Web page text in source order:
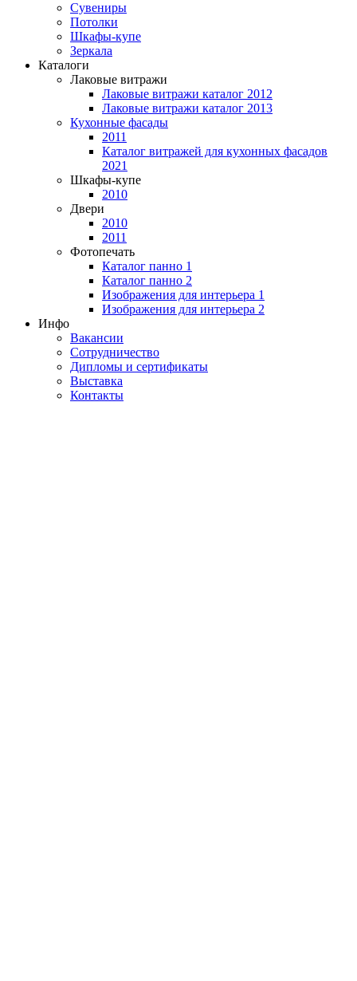
Сувениры
Потолки
Шкафы-купе
Зеркала
Каталоги
Лаковые витражи
Лаковые витражи каталог 2012
Лаковые витражи каталог 2013
Кухонные фасады
2011
Каталог витражей для кухонных фасадов
2021
Шкафы-купе
2010
Двери
2010
2011
Фотопечать
Каталог панно 1
Каталог панно 2
Изображения для интерьера 1
Изображения для интерьера 2
Инфо
Вакансии
Сотрудничество
Дипломы и сертификаты
Выставка
Контакты